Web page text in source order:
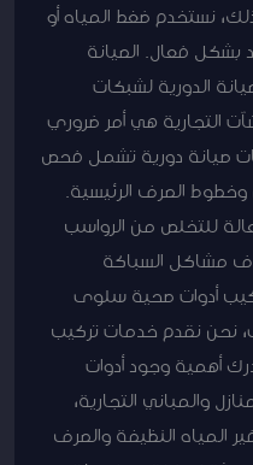
نستخدم ضغط المياه أو
بشكل فعال. الصيانة
الدورية لشبكات
التجارية هي أمر ضروري
صيانة دورية تشمل فحص
الصرف الرئيسية.
للتخلص من الرواسب
مشاكل السباكة
أدوات صحية سلوى
نحن نقدم خدمات تركيب
أهمية وجود أدوات
والمباني التجارية،
النظيفة والصرف